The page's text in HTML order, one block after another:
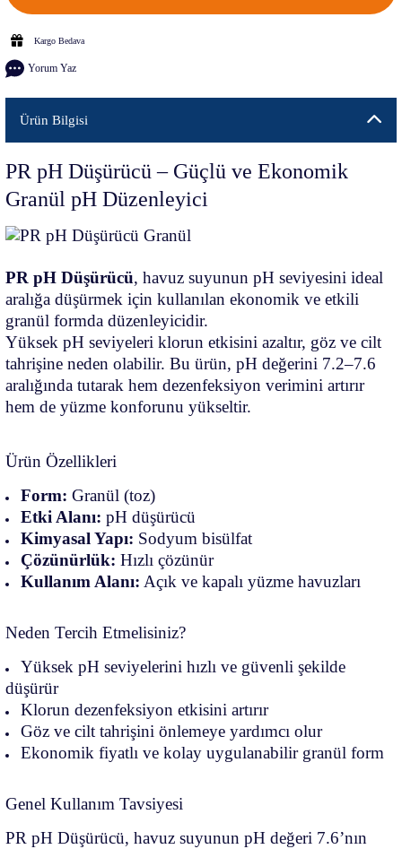
Kargo Bedava
Yorum Yaz
Ürün Bilgisi
PR pH Düşürücü – Güçlü ve Ekonomik
Granül pH Düzenleyici
PR pH Düşürücü, havuz suyunun pH seviyesini ideal
aralığa düşürmek için kullanılan ekonomik ve etkili
granül formda düzenleyicidir.
Yüksek pH seviyeleri klorun etkisini azaltır, göz ve cilt
tahrişine neden olabilir. Bu ürün, pH değerini 7.2–7.6
aralığında tutarak hem dezenfeksiyon verimini artırır
hem de yüzme konforunu yükseltir.
Ürün Özellikleri
Form: Granül (toz)
Etki Alanı: pH düşürücü
Kimyasal Yapı: Sodyum bisülfat
Çözünürlük: Hızlı çözünür
Kullanım Alanı: Açık ve kapalı yüzme havuzları
Neden Tercih Etmelisiniz?
Yüksek pH seviyelerini hızlı ve güvenli şekilde
düşürür
Klorun dezenfeksiyon etkisini artırır
Göz ve cilt tahrişini önlemeye yardımcı olur
Ekonomik fiyatlı ve kolay uygulanabilir granül form
Genel Kullanım Tavsiyesi
PR pH Düşürücü, havuz suyunun pH değeri 7.6’nın